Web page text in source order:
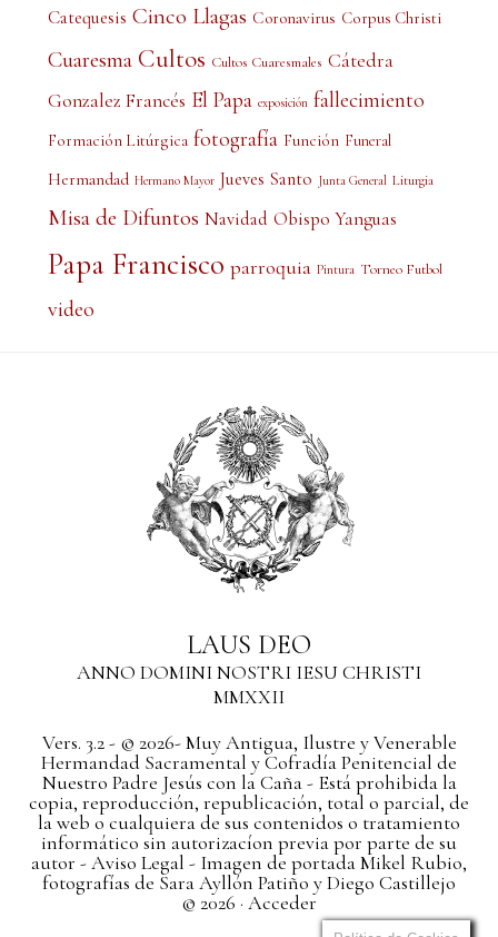
Catequesis Cinco Llagas Coronavirus Corpus Christi
Cuaresma Cultos Cultos Cuaresmales Cátedra
Gonzalez Francés El Papa exposición fallecimiento
Formación Litúrgica fotografía Función Funeral
Hermandad Hermano Mayor Jueves Santo Junta General Liturgia
Misa de Difuntos Navidad Obispo Yanguas
Papa Francisco parroquia Pintura Torneo Futbol
video
LAUS DEO
ANNO DOMINI NOSTRI IESU CHRISTI
MMXXII
Vers. 3.2 - © 2026- Muy Antigua, Ilustre y Venerable
Hermandad Sacramental y Cofradía Penitencial de
Nuestro Padre Jesús con la Caña - Está prohibida la
copia, reproducción, republicación, total o parcial, de
la web o cualquiera de sus contenidos o tratamiento
informático sin autorizacíon previa por parte de su
autor - Aviso Legal - Imagen de portada Mikel Rubio,
fotografías de Sara Ayllón Patiño y Diego Castillejo
© 2026 · Acceder